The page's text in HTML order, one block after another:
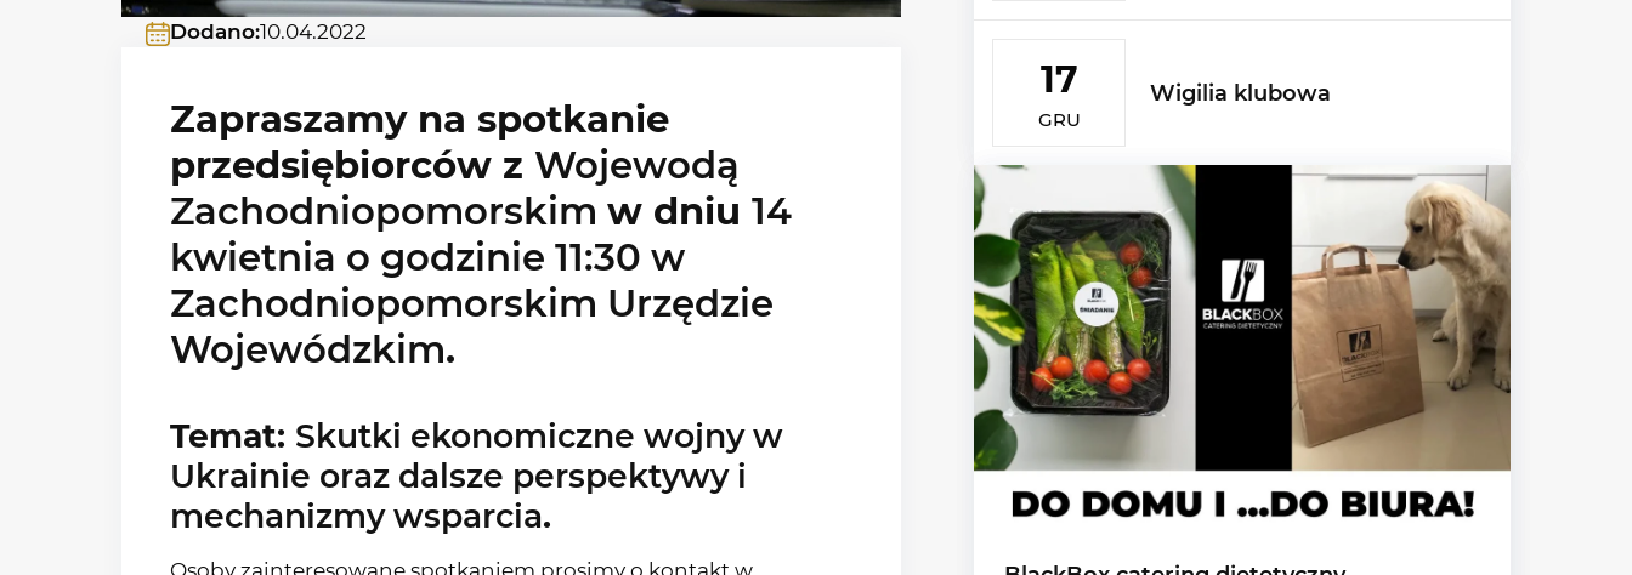
Dodano:10.04.2022
Zapraszamy na spotkanie
przedsiębiorców z Wojewodą
Zachodniopomorskim w dniu 14
kwietnia o godzinie 11:30 w
Zachodniopomorskim Urzędzie
Wojewódzkim.
Temat: Skutki ekonomiczne wojny w
Ukrainie oraz dalsze perspektywy i
mechanizmy wsparcia.
Osoby zainteresowane spotkaniem prosimy o kontakt w
17
GRU
Wigilia klubowa